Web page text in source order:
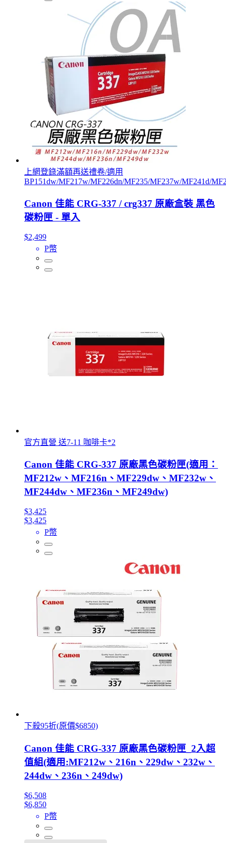
上網登錄滿額再送禮卷/適用
BP151dw/MF217w/MF226dn/MF235/MF237w/MF241d/
Canon 佳能 CRG-337 / crg337 原廠盒裝 黑色
碳粉匣 - 單入
$2,499
P幣
官方直營 送7-11 咖啡卡*2
Canon 佳能 CRG-337 原廠黑色碳粉匣(適用：
MF212w、MF216n、MF229dw、MF232w、
MF244dw、MF236n、MF249dw)
$3,425
$3,425
P幣
下殺95折(原價$6850)
Canon 佳能 CRG-337 原廠黑色碳粉匣_2入超
值組(適用:MF212w、216n、229dw、232w、
244dw、236n、249dw)
$6,508
$6,850
P幣